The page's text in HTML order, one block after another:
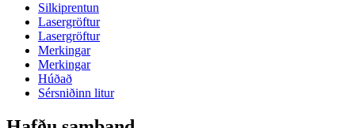
Silkiprentun
Lasergröftur
Lasergröftur
Merkingar
Merkingar
Húðað
Sérsniðinn litur